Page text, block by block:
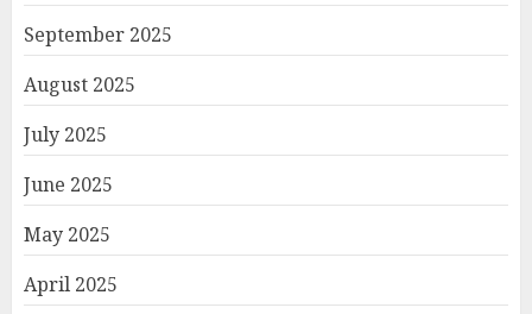
September 2025
August 2025
July 2025
June 2025
May 2025
April 2025